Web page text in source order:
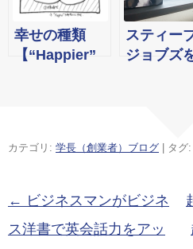
グ効果の利用
幸せの種類
【“Happier”
スティー
ジョブズ
カテゴリ: 学長（創業者）ブログ | タグ:
投稿ナビゲーション
← ビジネスマンがビジネ
ス洋書で英会話力をアッ